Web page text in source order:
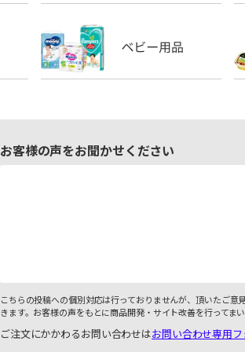
お客様の声をお聞かせください
こちらの投稿への個別対応は行っておりませんが、頂いたご意
きます。お客様の声をもとに商品開発・サイト改善を行ってまい
ご注文にかかわるお問い合わせはお問い合わせ専用フ